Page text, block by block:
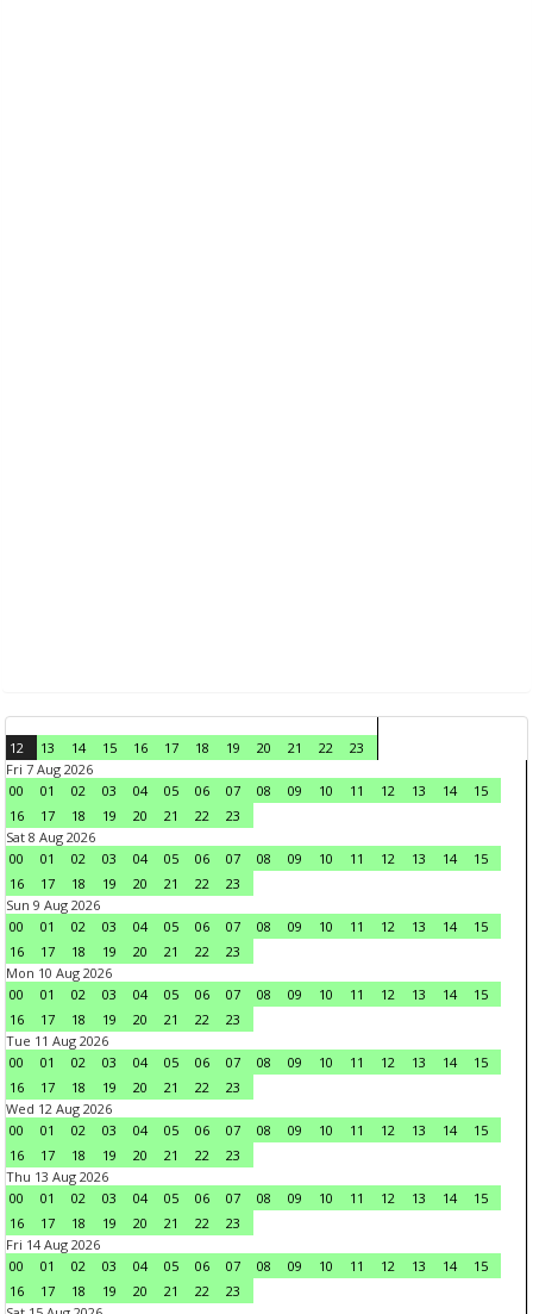
12 13 14 15 16 17 18 19 20 21 22
23
Fri 7 Aug 2026
00
01 02 03 04 05 06 07 08 09 10 11 12 13 14
15
16
17 18 19 20 21 22
23
Sat 8 Aug 2026
00
01 02 03 04 05 06 07 08 09 10 11 12 13 14
15
16
17 18 19 20 21 22
23
Sun 9 Aug 2026
00
01 02 03 04 05 06 07 08 09 10 11 12 13 14
15
16
17 18 19 20 21 22
23
Mon 10 Aug 2026
00
01 02 03 04 05 06 07 08 09 10 11 12 13 14
15
16
17 18 19 20 21 22
23
Tue 11 Aug 2026
00
01 02 03 04 05 06 07 08 09 10 11 12 13 14
15
16
17 18 19 20 21 22
23
Wed 12 Aug 2026
00
01 02 03 04 05 06 07 08 09 10 11 12 13 14
15
16
17 18 19 20 21 22
23
Thu 13 Aug 2026
00
01 02 03 04 05 06 07 08 09 10 11 12 13 14
15
16
17 18 19 20 21 22
23
Fri 14 Aug 2026
00
01 02 03 04 05 06 07 08 09 10 11 12 13 14
15
16
17 18 19 20 21 22
23